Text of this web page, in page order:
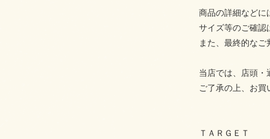
商品の詳細などに
サイズ等のご確認
また、最終的な
当店では、店頭・
ご了承の上、お買
ＴＡＲＧＥＴ